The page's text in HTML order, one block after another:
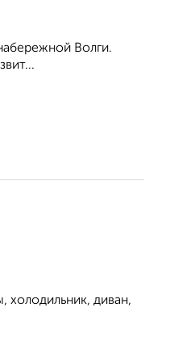
Волги.
холодильник, диван,